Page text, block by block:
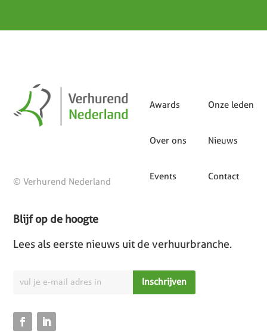
© Verhurend Nederland
Awards
Over ons
Events
Onze leden
Nieuws
Contact
Blijf op de hoogte
Lees als eerste nieuws uit de verhuurbranche.
Inschrijven